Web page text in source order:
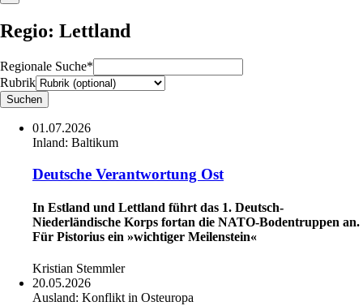
Regio: Lettland
Regionale Suche*
Rubrik
01.07.2026
Inland: Baltikum
Deutsche Verantwortung Ost
In Estland und Lettland führt das 1. Deutsch-
Niederländische Korps fortan die ­NATO-Bodentruppen an.
Für Pistorius ein »wichtiger Meilenstein«
Kristian Stemmler
20.05.2026
Ausland: Konflikt in Osteuropa